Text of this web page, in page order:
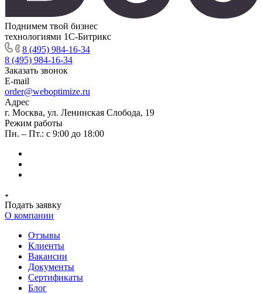
Поднимем твой бизнес
технологиями 1С-Битрикс
8 (495) 984-16-34
8 (495) 984-16-34
Заказать звонок
E-mail
order@weboptimize.ru
Адрес
г. Москва, ул. Ленинская Слобода, 19
Режим работы
Пн. – Пт.: с 9:00 до 18:00
Подать заявку
О компании
Отзывы
Клиенты
Вакансии
Документы
Сертификаты
Блог